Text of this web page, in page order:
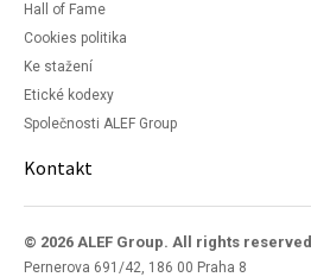
Hall of Fame
Cookies politika
Ke stažení
Etické kodexy
Společnosti ALEF Group
Kontakt
© 2026 ALEF Group. All rights reserved
Pernerova 691/42, 186 00 Praha 8